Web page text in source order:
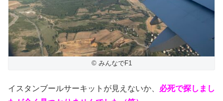
© みんなでF1
イスタンブールサーキットが見えないか、 必死で探しまし